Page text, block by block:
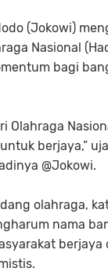
(Jokowi)
Nasional
bagi
Olahraga
berjaya,”
@Jokowi.
olahraga,
nama
berjaya